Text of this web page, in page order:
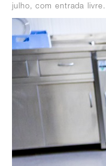
julho, com entrada livre.